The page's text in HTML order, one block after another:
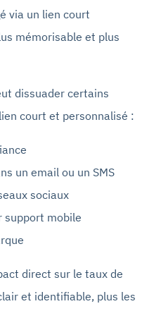
via un lien court
mémorisable et plus
dissuader certains
court et personnalisé :
un email ou un SMS
sociaux
support mobile
direct sur le taux de
et identifiable, plus les